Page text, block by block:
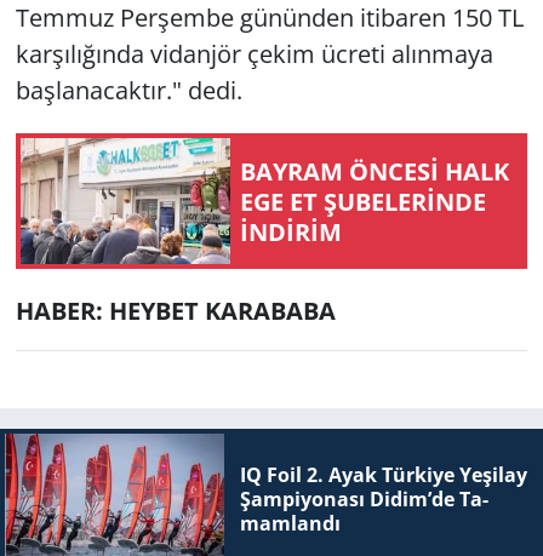
Temmuz Perşembe gününden itibaren 150 TL
karşılığında vidanjör çekim ücreti alınmaya
başlanacaktır." dedi.
BAYRAM ÖNCESİ HALK
EGE ET ŞUBELERİNDE
İNDİRİM
HABER: HEYBET KARABABA
IQ Foil 2. Ayak Tür­ki­ye Ye­şi­lay
Şam­pi­yo­na­sı Didim’de Ta­
mam­lan­dı